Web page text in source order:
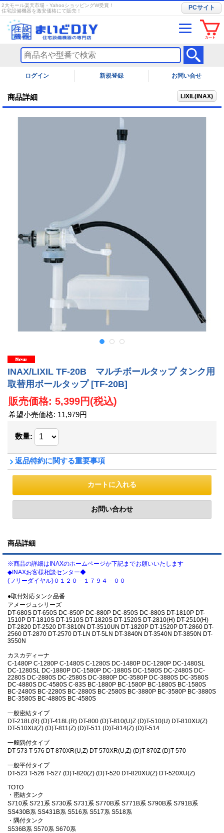
2大モール楽天市場・YahooショッピングW受賞！
住宅設備機器を激安価格にて販売！
PCサイト
ログイン お問い合せ
商品詳細 LIXIL(INAX)
INAX/LIXIL TF-20B マルチボールタップ タンク用
取替用ボールタップ [TF-20B]
販売価格: 5,399円(税込)
希望小売価格: 11,979円
数量:
返品特約に関する重要事項
商品詳細
※商品の詳細はINAXのホームページか下記までお願いいたします
◆INAXお客様相談センター◆
(フリーダイヤル)０１２０－１７９４－００
●取付対応タンク品番
アメージュシリーズ
DT-680S DT-650S DC-850P DC-880P DC-850S DC-880S DT-1810P DT-
1510P DT-1810S DT-1510S DT-1820S DT-1520S DT-2810(H) DT-2510(H)
DT-2820 DT-2520 DT-3810N DT-3510UN DT-1820P DT-1520P DT-2860 DT-
2560 DT-2870 DT-2570 DT-LN DT-5LN DT-3840N DT-3540N DT-3850N DT-
3550N
カスカディーナ
C-1480P C-1280P C-1480S C-1280S DC-1480P DC-1280P DC-1480SL
DC-1280SL DC-1880P DC-1580P DC-1880S DC-1580S DC-2480S DC-
2280S DC-2880S DC-2580S DC-3880P DC-3580P DC-3880S DC-3580S
DC-4880S DC-4580S C-83S BC-1880P BC-1580P BC-1880S BC-1580S
BC-2480S BC-2280S BC-2880S BC-2580S BC-3880P BC-3580P BC-3880S
BC-3580S BC-4880S BC-4580S
一般密結タイプ
DT-218L(R) (D)T-418L(R) DT-800 (D)T-810(U)Z (D)T-510(U) DT-810XU(Z)
DT-510XU(Z) (D)T-811(Z) (D)T-511 (D)T-814(Z) (D)T-514
一般隅付タイプ
DT-573 T-576 DT-870XR(U,Z) DT-570XR(U,Z) (D)T-870Z (D)T-570
一般平付タイプ
DT-523 T-526 T-527 (D)T-820(Z) (D)T-520 DT-820XU(Z) DT-520XU(Z)
TOTO
・密結タンク
S710系 S721系 S730系 S731系 S770B系 S771B系 S790B系 S791B系
SS430B系 SS431B系 S516系 S517系 S518系
・隅付タンク
S536B系 S570系 S670系